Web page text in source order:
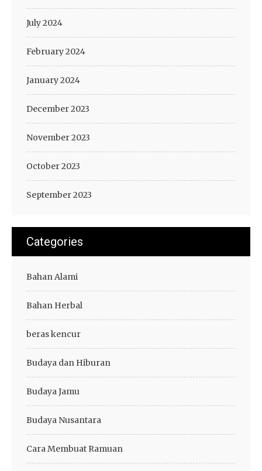
July 2024
February 2024
January 2024
December 2023
November 2023
October 2023
September 2023
Categories
Bahan Alami
Bahan Herbal
beras kencur
Budaya dan Hiburan
Budaya Jamu
Budaya Nusantara
Cara Membuat Ramuan